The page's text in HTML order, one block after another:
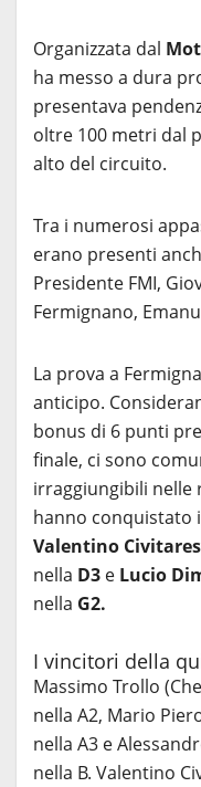
Organizzata dal
ha messo a dura
presentava
oltre 100 metri dal
alto del circuito.
Tra i numerosi
erano presenti
Presidente FMI,
Fermignano,
La prova a
anticipo.
bonus di 6 punti
finale, ci sono
irraggiungibili nelle
hanno conquistato
Valentino
nella D3 e Lucio
nella G2.
I vincitori della
Massimo Trollo
nella A2, Mario
nella A3 e
nella B. Valentino